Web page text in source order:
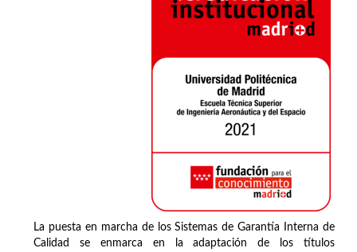
La puesta en marcha de los Sistemas de Garantía Interna de
Calidad se enmarca en la adaptación de los títulos